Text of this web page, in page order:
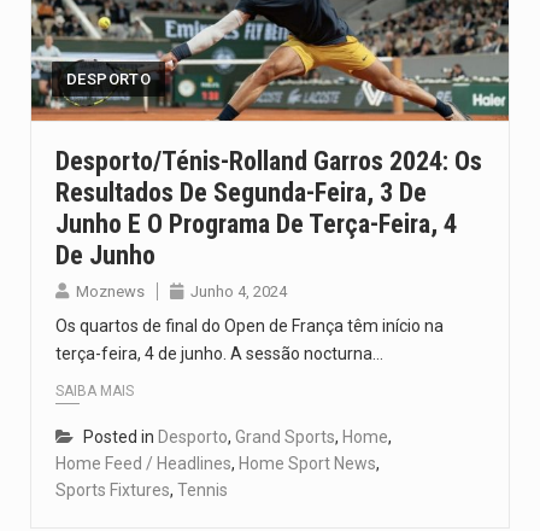
O programa, cuja implementação está prevista entre abril de 2026…
A nova legislação estabelece um prazo de 180 dias para…
DESPORTO
Desporto/Ténis-Rolland Garros 2024: Os
Resultados De Segunda-Feira, 3 De
Junho E O Programa De Terça-Feira, 4
De Junho
Moznews Junho 4, 2024
Os quartos de final do Open de França têm início na
terça-feira, 4 de junho. A sessão nocturna…
SAIBA MAIS
Posted in Desporto, Grand Sports, Home,
Home Feed / Headlines, Home Sport News,
Sports Fixtures, Tennis